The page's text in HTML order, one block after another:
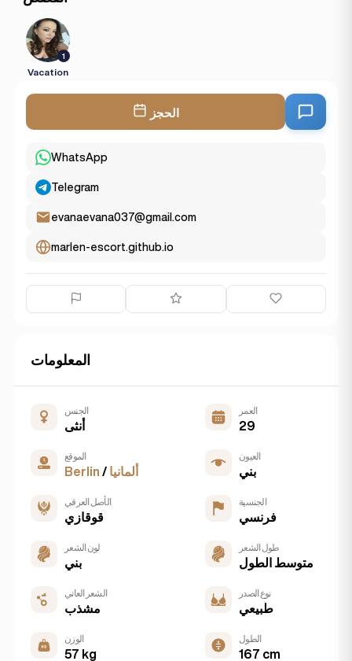
1
Vacation
الحجز
WhatsApp
Telegram
evanaevana037@gmail.com
marlen-escort.github.io
المعلومات
الجنس
أنثى
العمر
29
الموقع
Berlin / ألمانيا
العيون
بني
الأصل العرقي
قوقازي
الجنسية
فرنسي
لون الشعر
بني
طول الشعر
متوسط الطول
الشعر العاني
مشذب
نوع الصدر
طبيعي
الوزن
57 kg
الطول
167 cm